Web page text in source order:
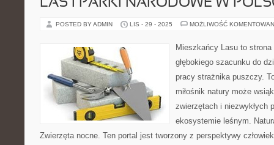
LAS I PARKI NARODOWE W
POSTED BY ADMIN LIS - 29 - 2025 MOŻLIWOŚĆ
Mieszkańcy Lasu to
głębokiego szacunku do
pracy strażnika puszczy.
miłośnik natury może
zwierzętach i niezwykłych
ekosystemie leśnym.
Zwierzęta nocne. Ten portal jest tworzony z perspektywy